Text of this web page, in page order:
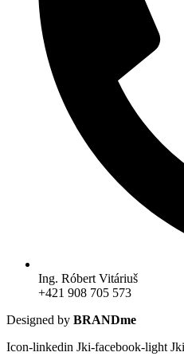
Ing. Róbert Vitáriuš
+421 908 705 573
Designed by BRANDme
Icon-linkedin Jki-facebook-light